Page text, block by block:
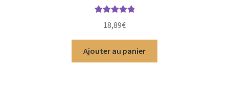
5
18,89€
Ajouter au panier